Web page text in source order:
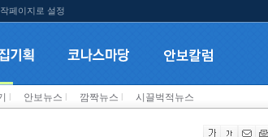
페이지로 설정
안보뉴스 깜짝뉴스 시끌벅적뉴스